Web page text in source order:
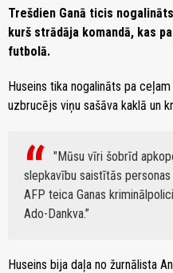
Trešdien Ganā ticis
kurš strādāja komandā, kas
futbolā.
Huseins tika nogalināts pa
uzbrucējs viņu sašāva kaklā un
"Mūsu vīri šobrīd
slepkavību saistītās
AFP teica Ganas
Ado-Dankva.
Huseins bija daļa no žurnālista